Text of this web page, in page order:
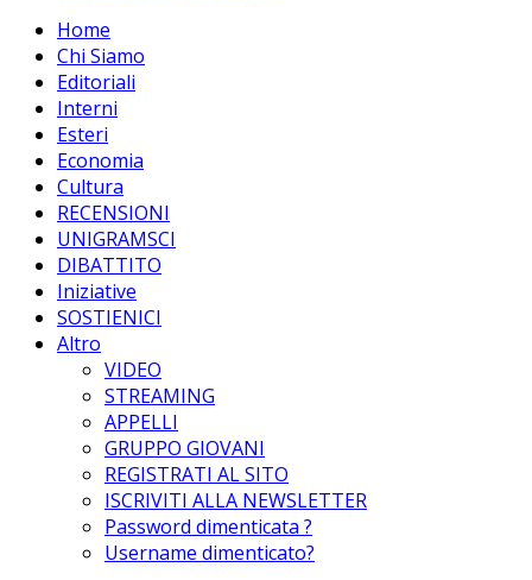
Home
Chi Siamo
Editoriali
Interni
Esteri
Economia
Cultura
RECENSIONI
UNIGRAMSCI
DIBATTITO
Iniziative
SOSTIENICI
Altro
VIDEO
STREAMING
APPELLI
GRUPPO GIOVANI
REGISTRATI AL SITO
ISCRIVITI ALLA NEWSLETTER
Password dimenticata ?
Username dimenticato?